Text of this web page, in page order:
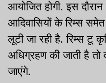
आयोजित होगी. इस
आदिवासियों के रिम्स
लूटी जा रही है. रिम्स टू
अधिग्रहण की जाती है तो
जाएंगे.